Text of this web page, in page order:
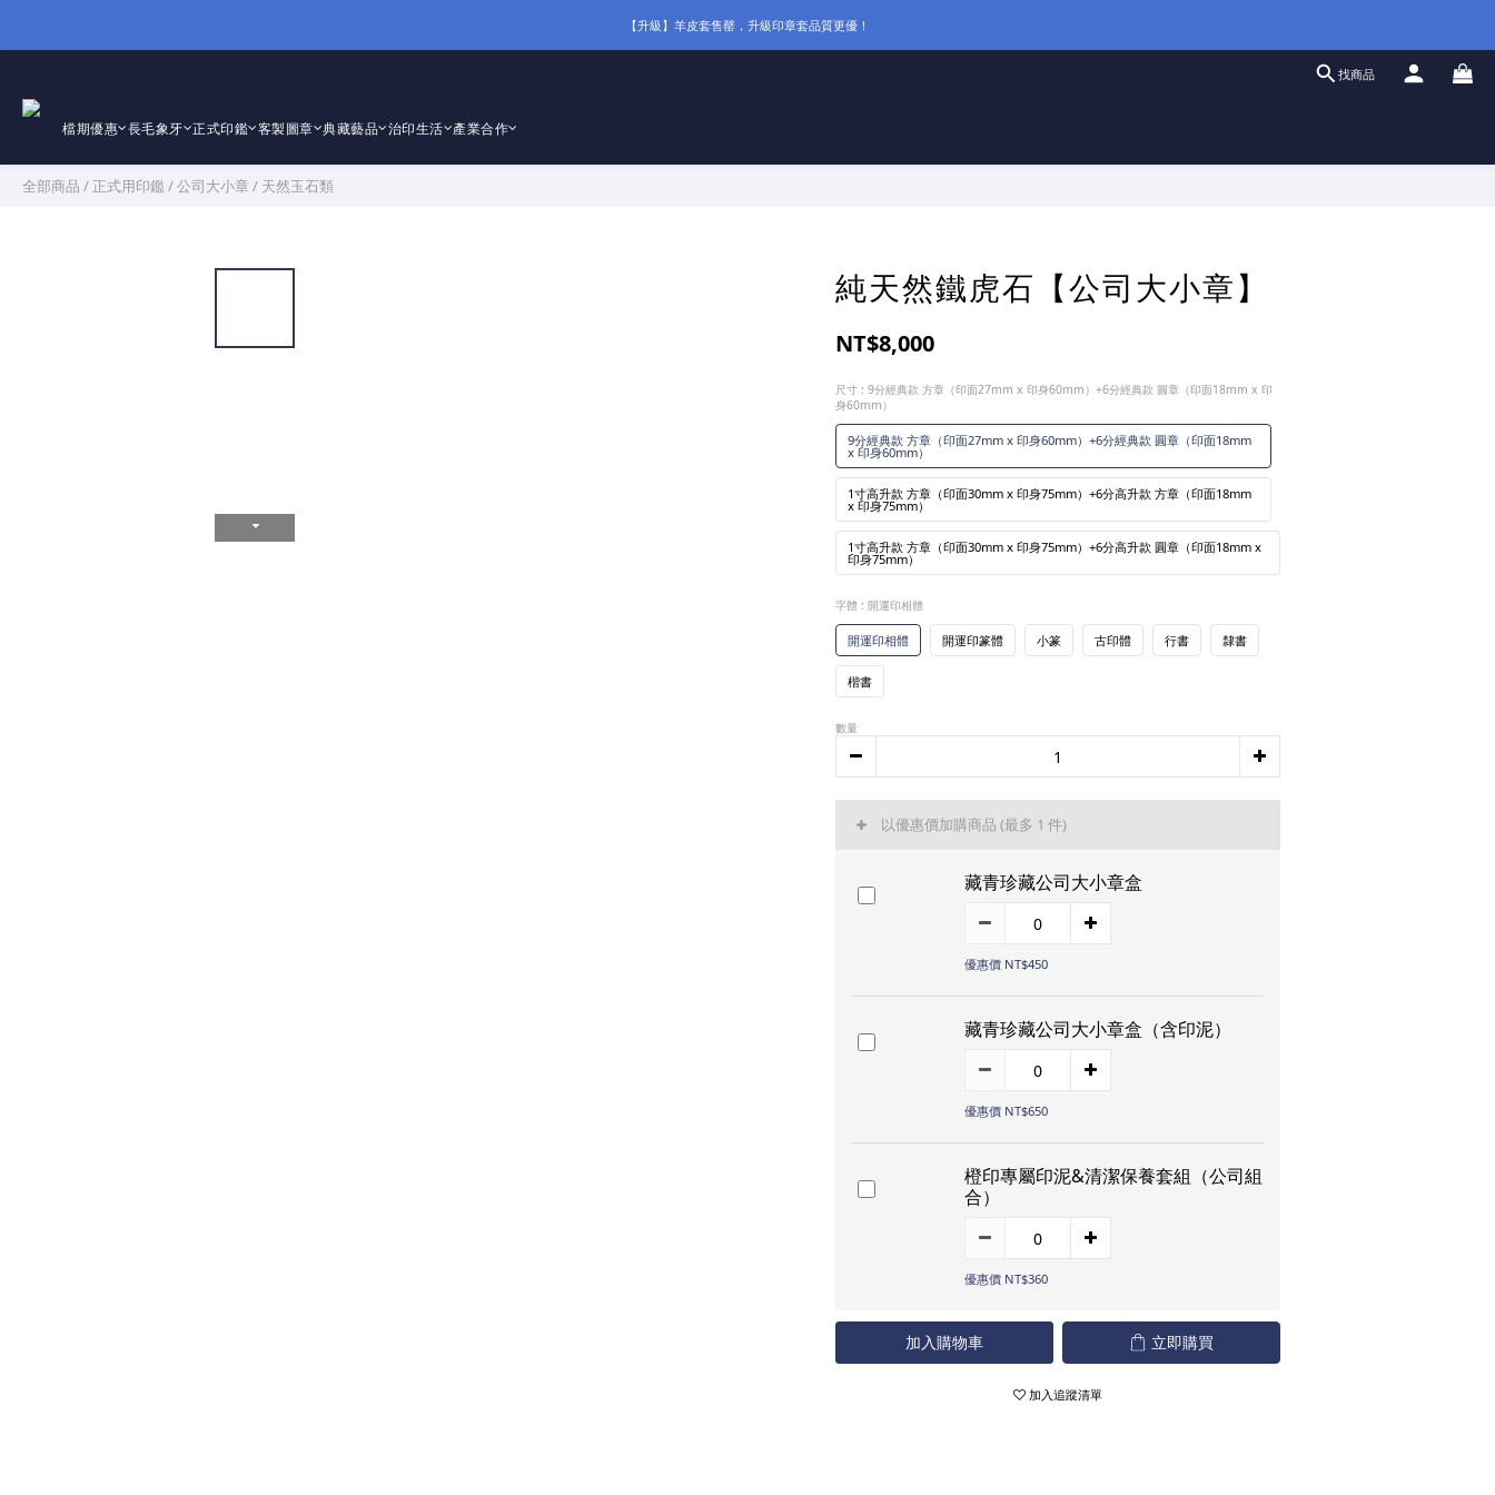
【升級】羊皮套售罄，升級印章套品質更優！
找商品
檔期優惠 長毛象牙 正式印鑑 客製圖章 典藏藝品 治印生活 產業合作
全部商品 / 正式用印鑑 /公司大小章 / 天然玉石類
純天然鐵虎石【公司大小章】
NT$8,000
尺寸 : 9分經典款 方章（印面27mm x 印身60mm）+6分經典款 圓章（印面18mm x 印
身60mm）
9分經典款 方章（印面27mm x 印身60mm）+6分經典款 圓章（印面18mm
x 印身60mm）
1寸高升款 方章（印面30mm x 印身75mm）+6分高升款 方章（印面18mm
x 印身75mm）
1寸高升款 方章（印面30mm x 印身75mm）+6分高升款 圓章（印面18mm x
印身75mm）
字體 : 開運印相體
開運印相體 開運印篆體 小篆 古印體 行書 隸書
楷書
數量
以優惠價加購商品 (最多 1 件)
藏青珍藏公司大小章盒
優惠價 NT$450
藏青珍藏公司大小章盒（含印泥）
優惠價 NT$650
橙印專屬印泥&清潔保養套組（公司組
合）
優惠價 NT$360
加入購物車 立即購買
加入追蹤清單